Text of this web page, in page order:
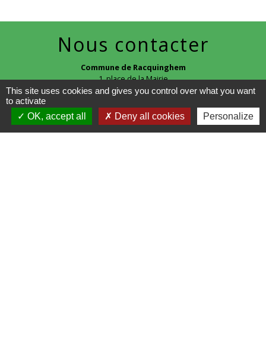
Nous contacter
Commune de Racquinghem
1, place de la Mairie
62120 Racquinghem - FRANCE
This site uses cookies and gives you control over what you want
to activate
OK, accept all
Deny all cookies Personalize